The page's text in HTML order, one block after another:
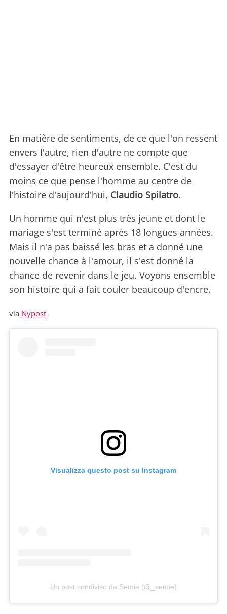
En matière de sentiments, de ce que l'on ressent
envers l'autre, rien d'autre ne compte que
d'essayer d'être heureux ensemble. C'est du
moins ce que pense l'homme au centre de
l'histoire d'aujourd'hui, Claudio Spilatro.
Un homme qui n'est plus très jeune et dont le
mariage s'est terminé après 18 longues années.
Mais il n'a pas baissé les bras et a donné une
nouvelle chance à l'amour, il s'est donné la
chance de revenir dans le jeu. Voyons ensemble
son histoire qui a fait couler beaucoup d'encre.
via Nypost
Visualizza questo post su Instagram
Un post condiviso da Semie (@_semie)